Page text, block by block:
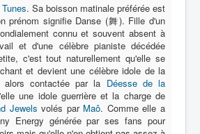
. Sa boisson matinale préférée est
prénom signifie Danse (舞). Fille d'un
connu et souvent absent à
et d'une célèbre pianiste décédée
c'est tout naturellement qu'elle se
et devient une célèbre idole de la
contactée par la Déesse de la
une idole guerrière et la charge de
Jewels volés par Maô. Comme elle a
Energy générée par ses fans pour